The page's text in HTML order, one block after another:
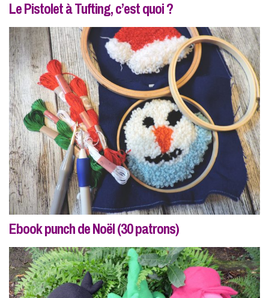
Le Pistolet à Tufting, c’est quoi ?
Ebook punch de Noël (30 patrons)